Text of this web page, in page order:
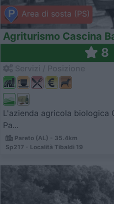
Area di sosta (PS)
Agriturismo Cascina
8
L'azienda agricola biologica
Pa...
Pareto (AL) - 35.4km
Sp217 - Località Tibaldi 19